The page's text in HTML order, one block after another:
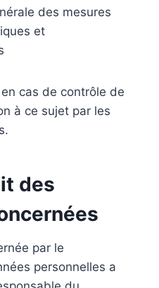
des mesures
et
cas de contrôle de
à ce sujet par les
des
par le
personnelles a